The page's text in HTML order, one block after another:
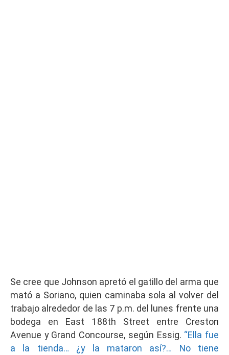
Se cree que Johnson apretó el gatillo del arma que
mató a Soriano, quien caminaba sola al volver del
trabajo alrededor de las 7 p.m. del lunes frente una
bodega en East 188th Street entre Creston
Avenue y Grand Concourse, según Essig. “Ella fue
a la tienda… ¿y la mataron así?… No tiene